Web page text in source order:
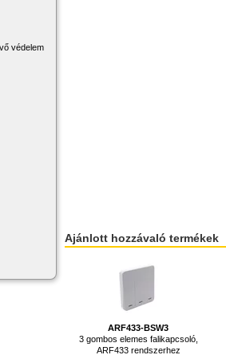
védelem
Ajánlott hozzávaló termékek
ARF433-BSW3
3 gombos elemes falikapcsoló,
ARF433 rendszerhez